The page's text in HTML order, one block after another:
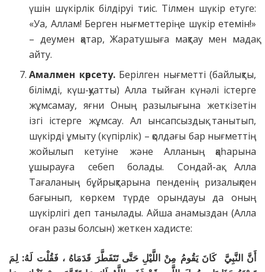
үшін шүкірлік білдіруі тиіс. Тілмен шүкір етуге:
«Уа, Аллам! Берген нығметтеріңе шүкір етемін!»
– деумен қатар, Жаратушыға мақтау мен мадақ
айту.
Амалмен көрсету. Берілген нығметті (байлықты,
білімді, күш-қуатты) Алла тыйған күнәлі істерге
жұмсамау, яғни Оның разылығына жеткізетін
ізгі істерге жұмсау. Ал ынсапсыздық танытып,
шүкірді ұмыту (күпірлік) – қолдағы бар нығметтің
жойылып кетуіне және Алланың қаһарына
ұшырауға себеп болады. Сондай-ақ Алла
Тағаланың бұйрықтарына пенденің ризалықпен
бағынып, көркем түрде орындауы да оның
шүкірлігі деп танылады. Айша анамыздан (Алла
оған разы болсын) жеткен хадисте:
أَنَّ النَّبِيَّ كَانَ يَقُومُ مِنْ اللَّيْلِ حَتَّى تَتَفَطَّرَ قَدَمَاهُ ، فَقُلْت لَهُ: لِمَ